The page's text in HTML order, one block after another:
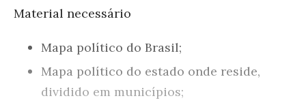
Material necessário
Mapa político do Brasil;
Mapa político do estado onde reside,
dividido em municípios;